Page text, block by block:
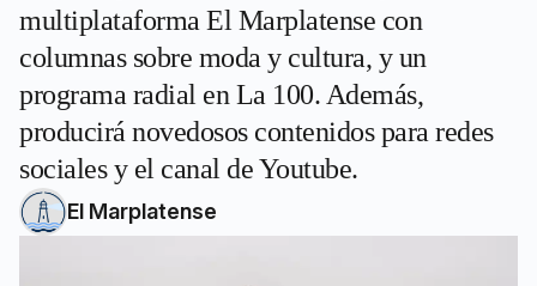
multiplataforma El Marplatense con
columnas sobre moda y cultura, y un
programa radial en La 100. Además,
producirá novedosos contenidos para redes
sociales y el canal de Youtube.
El Marplatense